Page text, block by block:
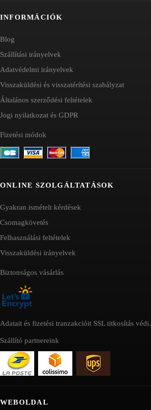
INFORMÁCIÓK
Blog
Szállítási irányelvek
Adatvédelmi irányelvek
Visszaküldési és visszatérítési szabályzat
Általános szerződési feltételek
Jogi nyilatkozat és GDPR
Fizetési módok
ONLINE SZOLGÁLTATÁSOK
Gyakran ismételt kérdések
Csomagkövetés
Felhasználási feltételek
Visszaküldési irányelvek
Biztonságos vásárlás
Adatait és fizetési tranzakcióit SSL titkosítás védi.
Szállító partnereink
WEBOLDAL